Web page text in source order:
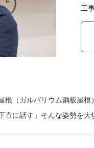
工
（ガルバリウム鋼板屋
に話す」そんな姿勢を大